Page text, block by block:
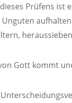
Prüfens ist
Gott kommt